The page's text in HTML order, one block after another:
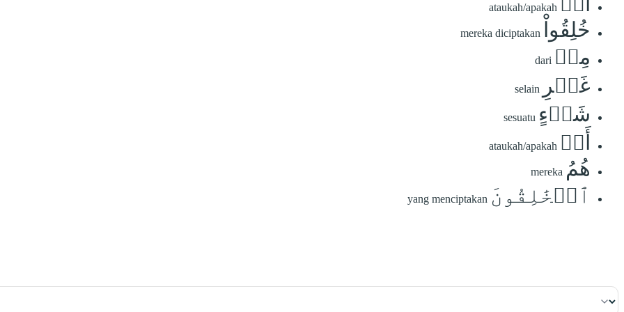
ataukah/apakah
خُلِقُواْ mereka diciptakan
مِنۡ dari
غَيۡرِ selain
شَيۡءٍ sesuatu
أَمۡ ataukah/apakah
هُمُ mereka
ٱلۡخَٰلِقُونَ yang menciptakan